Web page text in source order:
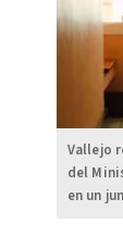
Vallejo
del
en un